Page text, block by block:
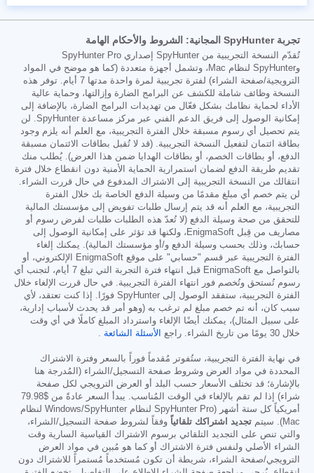
تجربة SpyHunter المجانية: الشروط والأحكام الهامة
تُقدّم النسخة التجريبية من SpyHunter إصداري SpyHunter Pro
وSpyHunter لنظام Mac، وتشمل أجهزة متعددة (كما هو موضح في المواد
الترويجية/صفحة الشراء) لفترة تجريبية لمرة واحدة مدتها 7 أيام. توفر هذه
النسخة وظائف شاملة للكشف عن البرامج الضارة وإزالتها، وحماية عالية
الأداء لحماية نظامك بشكل فعّال من تهديدات البرامج الضارة، بالإضافة إلى
إمكانية الوصول إلى فريق الدعم الفني عبر مركز مساعدة SpyHunter. لن
يتم تحصيل أي رسوم مسبقة خلال الفترة التجريبية، مع العلم أنه يلزم وجود
بطاقة ائتمان لتفعيل النسخة التجريبية. (قد لا تُقبل بطاقات الائتمان مسبقة
الدفع، أو بطاقات الخصم، أو بطاقات الهدايا ضمن هذا العرض). يُطلب منك
تقديم طريقة الدفع لضمان استمرارية الحماية الأمنية دون انقطاع خلال فترة
انتقالك من النسخة التجريبية إلى الاشتراك المدفوع في حال قررت الشراء.
لن يتم خصم أي مبلغ مقدمًا من وسيلة الدفع الخاصة بك خلال الفترة
التجريبية، مع العلم أنه قد يتم إرسال طلبات تفويض إلى مؤسستك المالية
للتحقق من صحة وسيلة الدفع (لا تُعدّ هذه الطلبات طلبات لفرض رسوم أو
مصاريف من قِبل EnigmaSoft، ولكنها قد تؤثر على إمكانية الوصول إلى
حسابك، وذلك بحسب وسيلة الدفع و/أو مؤسستك المالية). يمكنك إلغاء
الفترة التجريبية عبر قسم "حسابي" على موقع EnigmaSoft الإلكتروني، أو
بالتواصل مع EnigmaSoft قبل انتهاء فترة التجربة التي تبلغ 7 أيام، لتجنب أي
رسوم تُستحق وتُخصم فور انتهاء الفترة التجريبية. في حال قررت الإلغاء خلال
الفترة التجريبية، ستفقد الوصول إلى SpyHunter فورًا. إذا كنت تعتقد، لأي
سبب كان، أنه تم خصم مبلغ لم ترغب به (وهو أمر قد يحدث لأسباب إدارية،
على سبيل المثال)، يمكنك أيضًا الإلغاء واسترداد المبلغ كاملًا في أي وقت
خلال 30 يومًا من تاريخ الشراء. راجع
الأسئلة الشائعة .
في نهاية الفترة التجريبية، ستُفوتر مُقدماً فوراً بالسعر وفترة الاشتراك
المحددة في مواد العرض وشروط صفحة التسجيل/الشراء (المُدرجة هنا
بالإشارة؛ قد تختلف الأسعار حسب البلد أو العرض الترويجي لكل صفحة
شراء) إذا لم تقم بالإلغاء في الوقت المُناسب. يبدأ السعر عادةً من $79.98
أمريكياً كل ستة أشهر (SpyHunter Pro لنظام Windows/SpyHunter لنظام
Mac). سيتم
تجديد اشتراكك تلقائياً وفقاً لشروط صفحة التسجيل/الشراء،
والتي تنص على التجديد التلقائي برسوم الاشتراك القياسية السارية وقت
الشراء الأصلي ولنفس فترة الاشتراك أو كما هو مُبين في مواد العرض
الترويجي/صفحة الشراء، شريطة أن تكون مُستخدماً مُستمراً للاشتراك دون